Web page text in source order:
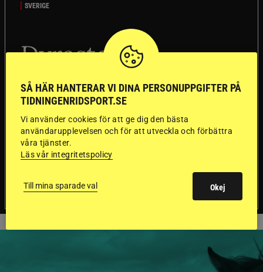
SVERIGE
Dyraste
ridhjälmarna blev
sämst i test
Stort test av ridhjälmar Försäkringsbolaget
Folksam har testat 15 ridhjälmar i olika
prisklasser för att se vilken som är den säkraste.
mellan de olika hjälmarna – och dyrast är inte
bäst.
SÅ HÄR HANTERAR VI DINA PERSONUPPGIFTER PÅ
TIDNINGENRIDSPORT.SE
Vi använder cookies för att ge dig den bästa
användarupplevelsen och för att utveckla och förbättra
våra tjänster.
Läs vår integritetspolicy
Till mina sparade val Okej